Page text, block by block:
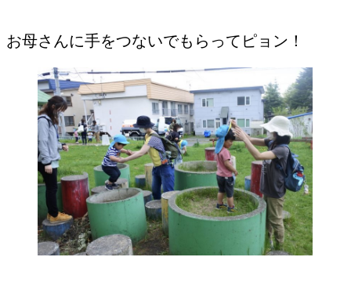
お母さんに手をつないでもらってピョン！